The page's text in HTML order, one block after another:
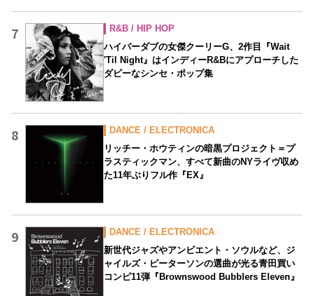
7
R&B / HIP HOP
ハイパーダブの女傑クーリーG、2作目『Wait
'Til Night』はインディーR&Bにアプローチした
ダビーなシンセ・ポップ集
8
DANCE / ELECTRONICA
リッチー・ホウティンの暗黒プロジェクト＝プ
ラスティックマン、すべて新曲のNYライヴ収め
た11年ぶりフル作『EX』
9
DANCE / ELECTRONICA
新世代ジャズやアンビエント・ソウルなど、ジ
ャイルズ・ピーターソンの選曲が光る青田買い
コンピ11弾『Brownswood Bubblers Eleven』